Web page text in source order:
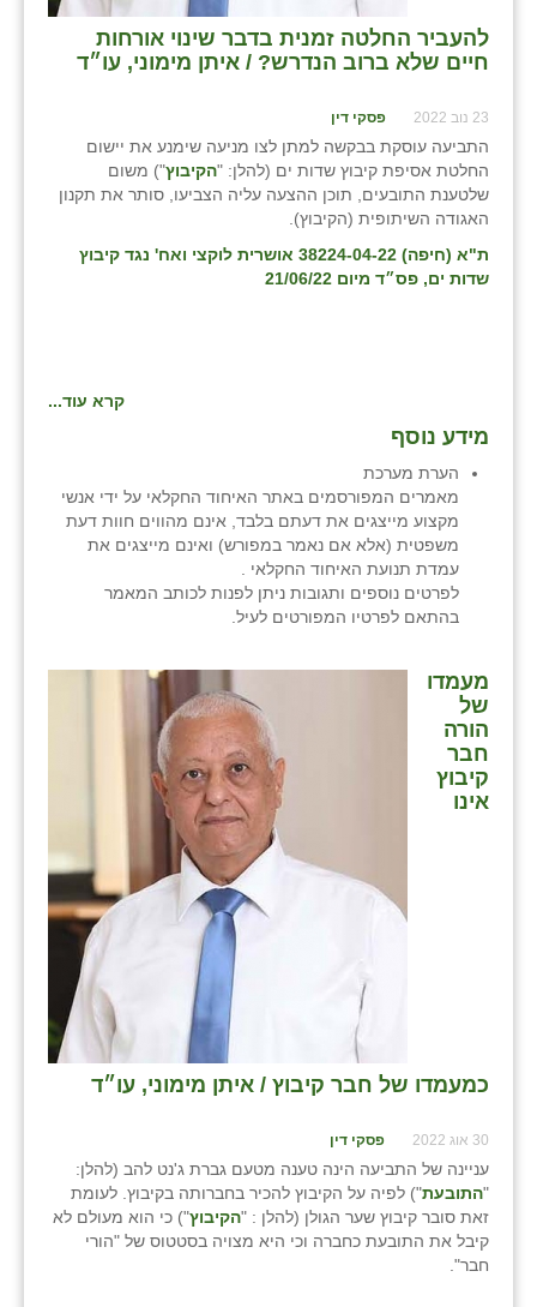
להעביר החלטה זמנית בדבר שינוי אורחות
חיים שלא ברוב הנדרש? / איתן מימוני, עו״ד
23 נוב 2022 פסקי דין
התביעה עוסקת בבקשה למתן לצו מניעה שימנע את יישום
החלטת אסיפת קיבוץ שדות ים (להלן: "הקיבוץ") משום
שלטענת התובעים, תוכן ההצעה עליה הצביעו, סותר את תקנון
האגודה השיתופית (הקיבוץ).
ת"א (חיפה) 38224-04-22 אושרית לוקצי ואח' נגד קיבוץ
שדות ים, פס״ד מיום 21/06/22
קרא עוד...
מידע נוסף
הערת מערכת
מאמרים המפורסמים באתר האיחוד החקלאי על ידי אנשי
מקצוע מייצגים את דעתם בלבד, אינם מהווים חוות דעת
משפטית (אלא אם נאמר במפורש) ואינם מייצגים את
עמדת תנועת האיחוד החקלאי .
לפרטים נוספים ותגובות ניתן לפנות לכותב המאמר
בהתאם לפרטיו המפורטים לעיל.
מעמדו
של
הורה
חבר
קיבוץ
אינו
כמעמדו של חבר קיבוץ / איתן מימוני, עו״ד
30 אוג 2022 פסקי דין
עניינה של התביעה הינה טענה מטעם גברת ג'נט להב (להלן:
"התובעת") לפיה על הקיבוץ להכיר בחברותה בקיבוץ. לעומת
זאת סובר קיבוץ שער הגולן (להלן : "הקיבוץ") כי הוא מעולם לא
קיבל את התובעת כחברה וכי היא מצויה בסטטוס של "הורי
חבר".